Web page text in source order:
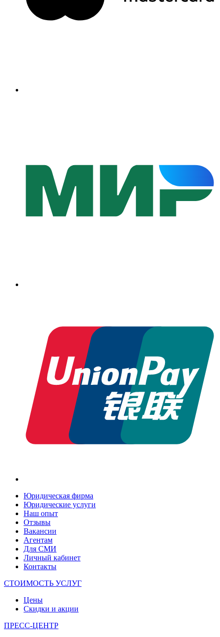
Юридическая фирма
Юридические услуги
Наш опыт
Отзывы
Вакансии
Агентам
Для СМИ
Личный кабинет
Контакты
СТОИМОСТЬ УСЛУГ
Цены
Скидки и акции
ПРЕСС-ЦЕНТР